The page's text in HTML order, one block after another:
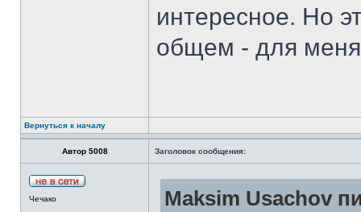
интересное. Но
общем - для
Вернуться к началу
Автор 5008 Заголовок сообщения:
Чечако Maksim Usachov